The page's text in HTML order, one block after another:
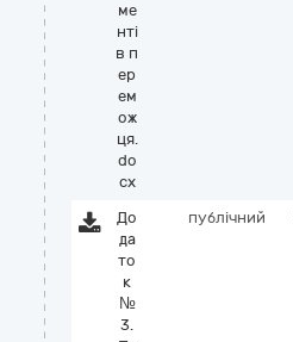
ме
нті
в п
ер
ем
ож
ця.
do
cx
До
да
то
к
№
3.
публічний